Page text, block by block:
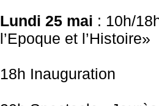
Lundi 25 mai : 10h/
l’Epoque et l’Histoire»
18h Inauguration